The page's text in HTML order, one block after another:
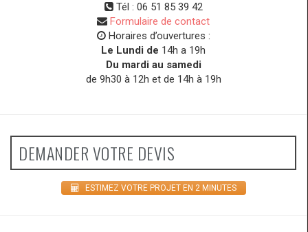
Tél : 06 51 85 39 42
Formulaire de contact
Horaires d’ouvertures :
Le Lundi de 14h a 19h
Du mardi au samedi
de 9h30 à 12h et de 14h à 19h
DEMANDER VOTRE DEVIS
ESTIMEZ VOTRE PROJET EN 2 MINUTES